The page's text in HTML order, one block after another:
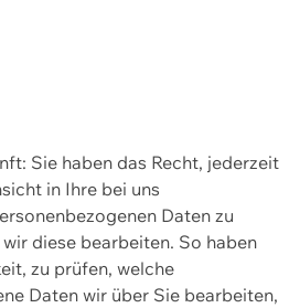
Sie haben das Recht, jederzeit
in Ihre bei uns
Daten zu
diese bearbeiten. So haben
zu prüfen, welche
Daten wir über Sie bearbeiten,